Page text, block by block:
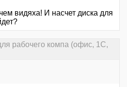
видяха! И насчет диска для
рабочего компа (офис, 1С,